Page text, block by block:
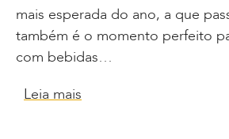
mais esperada do ano, a que
também é o momento perfeito
com bebidas…
Leia mais